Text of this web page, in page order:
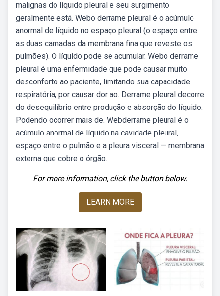
malignas do líquido pleural e seu surgimento
geralmente está. Webo derrame pleural é o acúmulo
anormal de líquido no espaço pleural (o espaço entre
as duas camadas da membrana fina que reveste os
pulmões). O líquido pode se acumular. Webo derrame
pleural é uma enfermidade que pode causar muito
desconforto ao paciente, limitando sua capacidade
respiratória, por causar dor ao. Derrame pleural decorre
do desequilíbrio entre produção e absorção do líquido.
Podendo ocorrer mais de. Webderrame pleural é o
acúmulo anormal de líquido na cavidade pleural,
espaço entre o pulmão e a pleura visceral — membrana
externa que cobre o órgão.
For more information, click the button below.
LEARN MORE